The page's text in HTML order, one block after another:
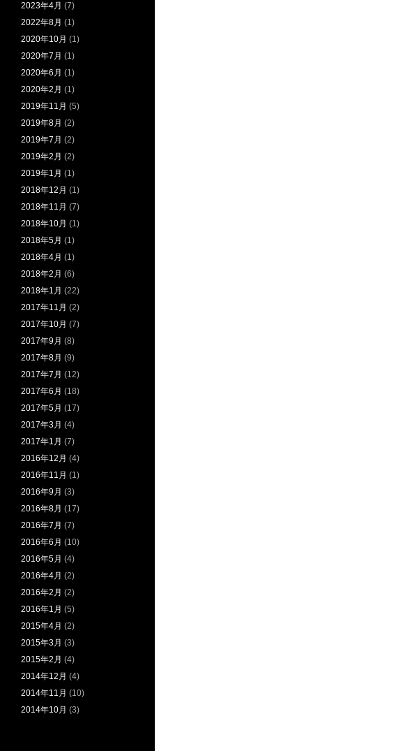
2023年4月 (7)
2022年8月 (1)
2020年10月 (1)
2020年7月 (1)
2020年6月 (1)
2020年2月 (1)
2019年11月 (5)
2019年8月 (2)
2019年7月 (2)
2019年2月 (2)
2019年1月 (1)
2018年12月 (1)
2018年11月 (7)
2018年10月 (1)
2018年5月 (1)
2018年4月 (1)
2018年2月 (6)
2018年1月 (22)
2017年11月 (2)
2017年10月 (7)
2017年9月 (8)
2017年8月 (9)
2017年7月 (12)
2017年6月 (18)
2017年5月 (17)
2017年3月 (4)
2017年1月 (7)
2016年12月 (4)
2016年11月 (1)
2016年9月 (3)
2016年8月 (17)
2016年7月 (7)
2016年6月 (10)
2016年5月 (4)
2016年4月 (2)
2016年2月 (2)
2016年1月 (5)
2015年4月 (2)
2015年3月 (3)
2015年2月 (4)
2014年12月 (4)
2014年11月 (10)
2014年10月 (3)